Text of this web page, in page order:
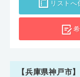
リストへ
【兵庫県神戸市